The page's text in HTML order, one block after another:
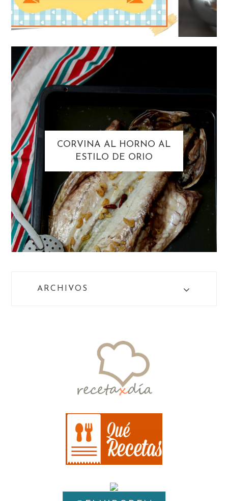
CORVINA AL HORNO AL
ESTILO DE ORIO
ARCHIVOS